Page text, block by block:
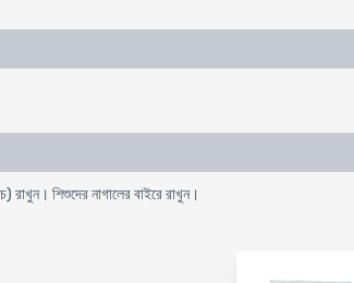
রাখুন। শিশুদের নাগালের বাইরে রাখুন।